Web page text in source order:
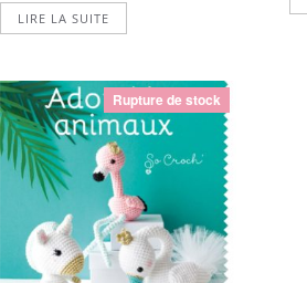
LIRE LA SUITE
Rupture de stock